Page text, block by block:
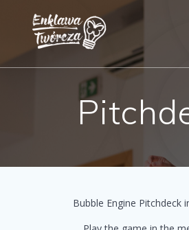
Bubble Engine Pitchdeck